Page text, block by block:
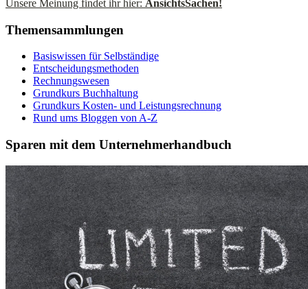
Unsere Meinung findet ihr hier: AnsichtsSachen!
Themensammlungen
Basiswissen für Selbständige
Entscheidungsmethoden
Rechnungswesen
Grundkurs Buchhaltung
Grundkurs Kosten- und Leistungsrechnung
Rund ums Bloggen von A-Z
Sparen mit dem Unternehmerhandbuch